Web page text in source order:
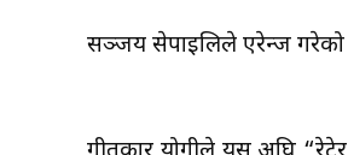
सञ्जय सेर्पाईलिले एरेन्ज